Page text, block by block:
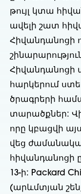
թույլ կտա
ավելի շատ
Հիվանդանոցի
Հիվանդանոցի
հարկերում
ծրագրերի
տարածքներ:
որը կբացվի
վեց
հիվանդանոցի
13-ի: Packard
(արևմտյան